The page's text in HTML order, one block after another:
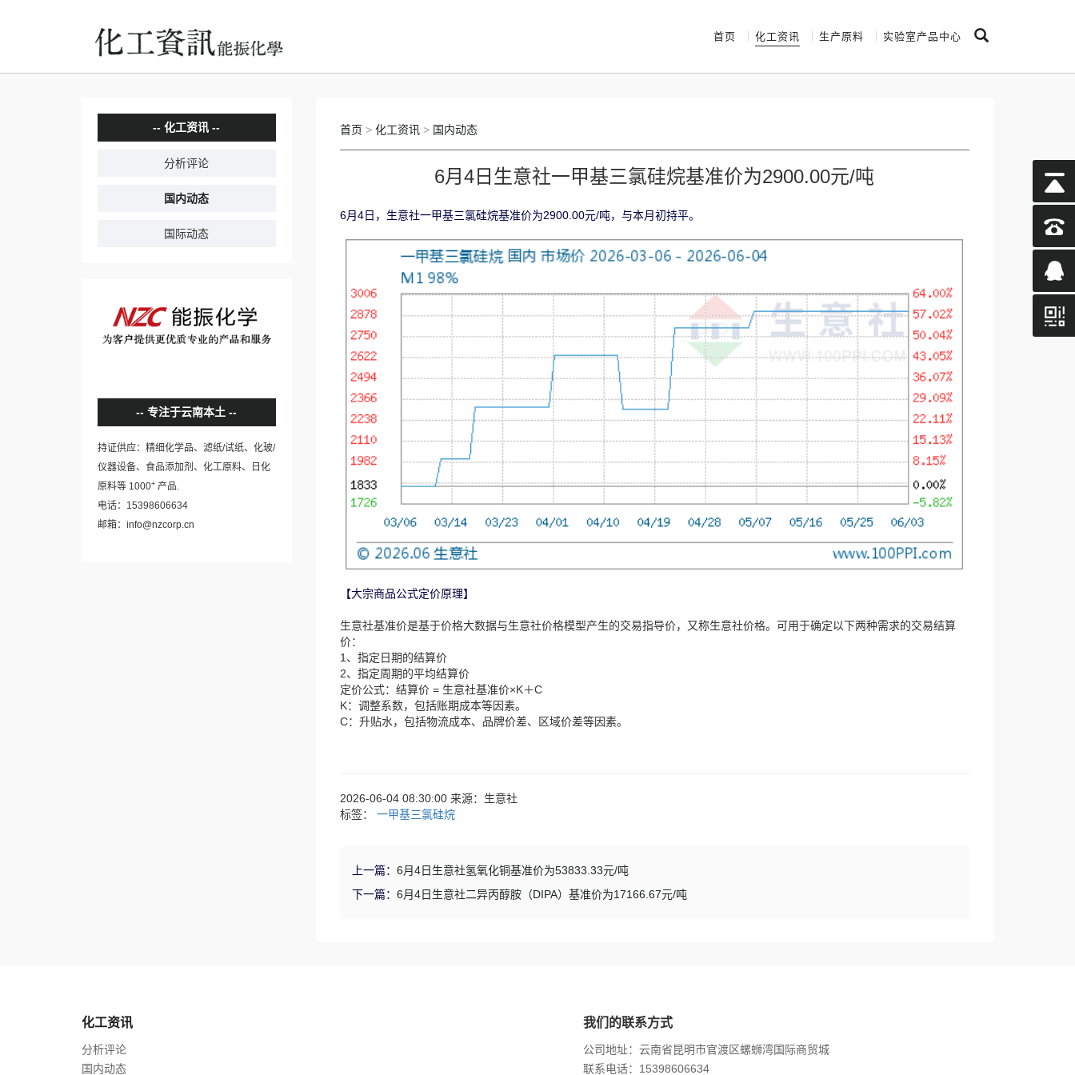
首页 化工资讯 生产原料 实验室产品中心
化工资讯
分析评论
国内动态
国际动态
专注于云南本土
持证供应：精细化学品、滤纸/试纸、化玻/
仪器设备、食品添加剂、化工原料、日化
原料等 1000+ 产品.
电话：15398606634
邮箱：info@nzcorp.cn
首页 > 化工资讯> 国内动态
6月4日生意社一甲基三氯硅烷基准价为2900.00元/吨
6月4日，生意社一甲基三氯硅烷基准价为2900.00元/吨，与本月初持平。
【大宗商品公式定价原理】
生意社基准价是基于价格大数据与生意社价格模型产生的交易指导价，又称生意社价格。可用于确定以下两种需求的交易结算
价：
1、指定日期的结算价
2、指定周期的平均结算价
定价公式：结算价 = 生意社基准价×K＋C
K：调整系数，包括账期成本等因素。
C：升贴水，包括物流成本、品牌价差、区域价差等因素。
2026-06-04 08:30:00 来源：生意社
标签： 一甲基三氯硅烷
上一篇： 6月4日生意社氢氧化铜基准价为53833.33元/吨
下一篇： 6月4日生意社二异丙醇胺（DIPA）基准价为17166.67元/吨
化工资讯
分析评论
国内动态
我们的联系方式
公司地址：云南省昆明市官渡区螺蛳湾国际商贸城
联系电话：15398606634